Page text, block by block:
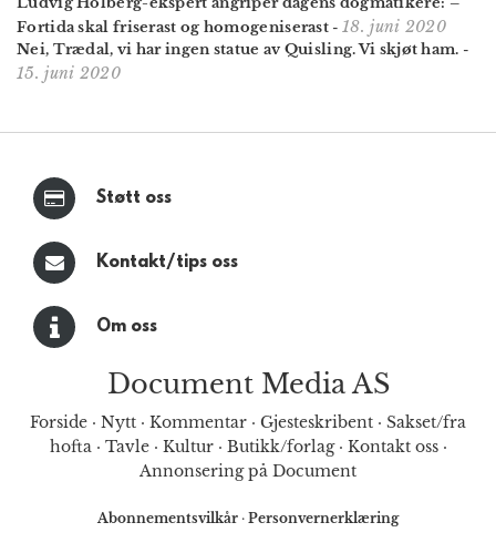
Fortida skal friserast og homogeniserast -18. juni 2020
Nei, Trædal, vi har ingen statue av Quisling. Vi skjøt ham. -
15. juni 2020
Støtt oss
Kontakt/tips oss
Om oss
Document Media AS
Forside · Nytt · Kommentar · Gjesteskribent · Sakset/fra
hofta· Tavle· Kultur· Butikk/forlag· Kontakt oss·
Annonsering på Document
Abonnementsvilkår · Personvernerklæring